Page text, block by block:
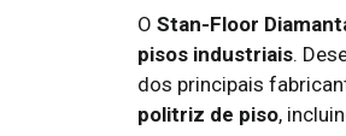
O Stan-Floor
pisos industriais.
dos principais
politriz de piso,